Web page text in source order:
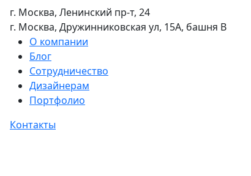
г. Москва, Ленинский пр-т, 24
г. Москва, Дружинниковская ул, 15А, башня В
О компании
Блог
Сотрудничество
Дизайнерам
Портфолио
Контакты